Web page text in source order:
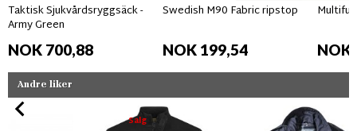
Taktisk Sjukvårdsryggsäck -
Army Green
NOK 700,88
Swedish M90 Fabric ripstop
NOK 199,54 NOK
Andre liker
Salg